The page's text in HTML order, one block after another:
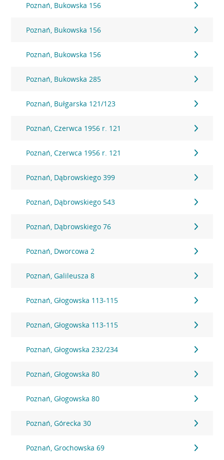
Poznań, Bukowska 156
Poznań, Bukowska 156
Poznań, Bukowska 156
Poznań, Bukowska 285
Poznań, Bułgarska 121/123
Poznań, Czerwca 1956 r. 121
Poznań, Czerwca 1956 r. 121
Poznań, Dąbrowskiego 399
Poznań, Dąbrowskiego 543
Poznań, Dąbrowskiego 76
Poznań, Dworcowa 2
Poznań, Galileusza 8
Poznań, Głogowska 113-115
Poznań, Głogowska 113-115
Poznań, Głogowska 232/234
Poznań, Głogowska 80
Poznań, Głogowska 80
Poznań, Górecka 30
Poznań, Grochowska 69